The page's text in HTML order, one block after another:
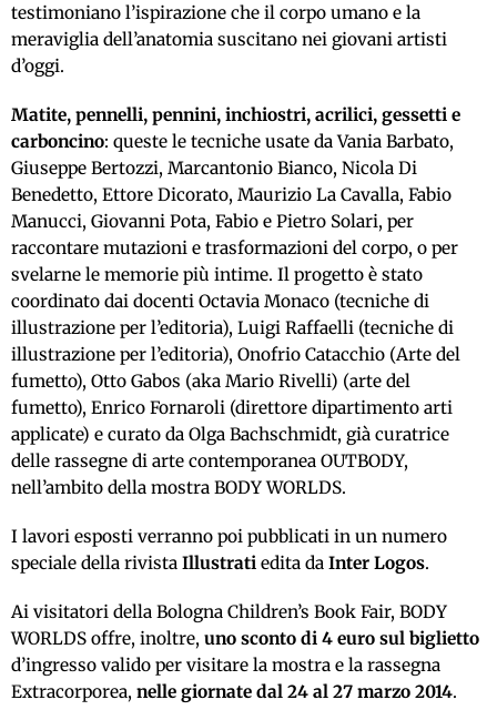
testimoniano l’ispirazione che il corpo umano e la
meraviglia dell’anatomia suscitano nei giovani artisti
d’oggi.
Matite, pennelli, pennini, inchiostri, acrilici, gessetti e
carboncino: queste le tecniche usate da Vania Barbato,
Giuseppe Bertozzi, Marcantonio Bianco, Nicola Di
Benedetto, Ettore Dicorato, Maurizio La Cavalla, Fabio
Manucci, Giovanni Pota, Fabio e Pietro Solari, per
raccontare mutazioni e trasformazioni del corpo, o per
svelarne le memorie più intime. Il progetto è stato
coordinato dai docenti Octavia Monaco (tecniche di
illustrazione per l’editoria), Luigi Raffaelli (tecniche di
illustrazione per l’editoria), Onofrio Catacchio (Arte del
fumetto), Otto Gabos (aka Mario Rivelli) (arte del
fumetto), Enrico Fornaroli (direttore dipartimento arti
applicate) e curato da Olga Bachschmidt, già curatrice
delle rassegne di arte contemporanea OUTBODY,
nell’ambito della mostra BODY WORLDS.
I lavori esposti verranno poi pubblicati in un numero
speciale della rivista Illustrati edita da Inter Logos.
Ai visitatori della Bologna Children’s Book Fair, BODY
WORLDS offre, inoltre, uno sconto di 4 euro sul biglietto
d’ingresso valido per visitare la mostra e la rassegna
Extracorporea, nelle giornate dal 24 al 27 marzo 2014.